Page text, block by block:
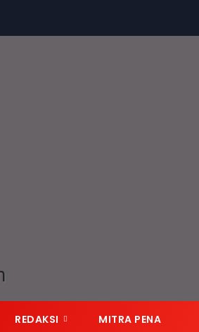
REDAKSI MITRA PENA